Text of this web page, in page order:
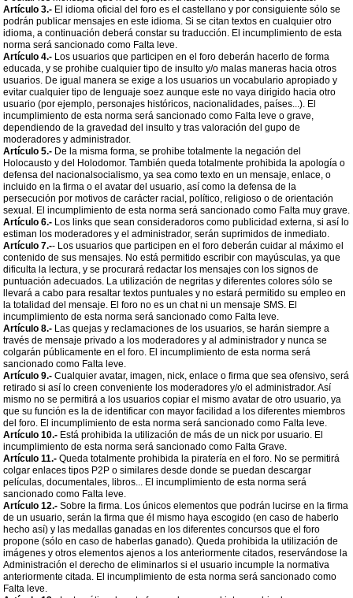
Artículo 3.- El idioma oficial del foro es el castellano y por consiguiente sólo se
podrán publicar mensajes en este idioma. Si se citan textos en cualquier otro
idioma, a continuación deberá constar su traducción. El incumplimiento de esta
norma será sancionado como Falta leve.
Artículo 4.- Los usuarios que participen en el foro deberán hacerlo de forma
educada, y se prohibe cualquier tipo de insulto y/o malas maneras hacia otros
usuarios. De igual manera se exige a los usuarios un vocabulario apropiado y
evitar cualquier tipo de lenguaje soez aunque este no vaya dirigido hacia otro
usuario (por ejemplo, personajes históricos, nacionalidades, países...). El
incumplimiento de esta norma será sancionado como Falta leve o grave,
dependiendo de la gravedad del insulto y tras valoración del gupo de
moderadores y administrador.
Artículo 5.- De la misma forma, se prohibe totalmente la negación del
Holocausto y del Holodomor. También queda totalmente prohibida la apología o
defensa del nacionalsocialismo, ya sea como texto en un mensaje, enlace, o
incluido en la firma o el avatar del usuario, así como la defensa de la
persecución por motivos de carácter racial, político, religioso o de orientación
sexual. El incumplimiento de esta norma será sancionado como Falta muy grave.
Artículo 6.- Los links que sean consideradoros como publicidad externa, si así lo
estiman los moderadores y el administrador, serán suprimidos de inmediato.
Artículo 7.-- Los usuarios que participen en el foro deberán cuidar al máximo el
contenido de sus mensajes. No está permitido escribir con mayúsculas, ya que
dificulta la lectura, y se procurará redactar los mensajes con los signos de
puntuación adecuados. La utilización de negritas y diferentes colores sólo se
llevará a cabo para resaltar textos puntuales y no estará permitido su empleo en
la totalidad del mensaje. El foro no es un chat ni un mensaje SMS. El
incumplimiento de esta norma será sancionado como Falta leve.
Artículo 8.- Las quejas y reclamaciones de los usuarios, se harán siempre a
través de mensaje privado a los moderadores y al administrador y nunca se
colgarán públicamente en el foro. El incumplimiento de esta norma será
sancionado como Falta leve.
Artículo 9.- Cualquier avatar, imagen, nick, enlace o firma que sea ofensivo, será
retirado si así lo creen conveniente los moderadores y/o el administrador. Así
mismo no se permitirá a los usuarios copiar el mismo avatar de otro usuario, ya
que su función es la de identificar con mayor facilidad a los diferentes miembros
del foro. El incumplimiento de esta norma será sancionado como Falta leve.
Artículo 10.- Está prohibida la utilización de más de un nick por usuario. El
incumplimiento de esta norma será sancionado como Falta Grave.
Artículo 11.- Queda totalmente prohibida la piratería en el foro. No se permitirá
colgar enlaces tipos P2P o similares desde donde se puedan descargar
películas, documentales, libros... El incumplimiento de esta norma será
sancionado como Falta leve.
Artículo 12.- Sobre la firma. Los únicos elementos que podrán lucirse en la firma
de un usuario, serán la firma que él mismo haya escogido (en caso de haberlo
hecho así) y las medallas ganadas en los diferentes concursos que el foro
propone (sólo en caso de haberlas ganado). Queda prohibida la utilización de
imágenes y otros elementos ajenos a los anteriormente citados, reservándose la
Administración el derecho de eliminarlos si el usuario incumple la normativa
anteriormente citada. El incumplimiento de esta norma será sancionado como
Falta leve.